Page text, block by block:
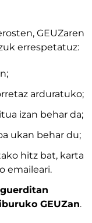
GEUZaren
errespetatuz:
arduratuko;
izan behar da;
ukan behar du;
hitz bat, karta
emaileari.
GEUZan.